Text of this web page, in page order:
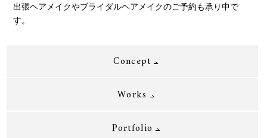
出張ヘアメイクやブライダルヘアメイクのご予約も承り中で
す。
Concept
Works
Portfolio